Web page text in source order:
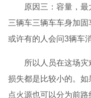
原因三：容量，
三辆车三辆车车身加
或许有的人会问3辆车
所以人员在这场
损失都是比较小的。
点火源也可以分为前